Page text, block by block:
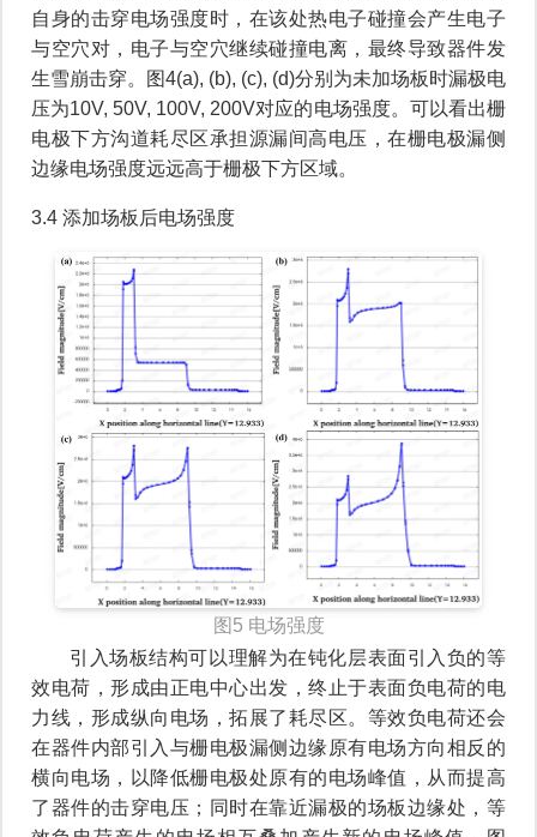
自身的击穿电场强度时，在该处热电子碰撞会产生电子
与空穴对，电子与空穴继续碰撞电离，最终导致器件发
生雪崩击穿。图4(a), (b), (c), (d)分别为未加场板时漏极电
压为10V, 50V, 100V, 200V对应的电场强度。可以看出栅
电极下方沟道耗尽区承担源漏间高电压，在栅电极漏侧
边缘电场强度远远高于栅极下方区域。
3.4 添加场板后电场强度
图5 电场强度
引入场板结构可以理解为在钝化层表面引入负的等
效电荷，形成由正电中心出发，终止于表面负电荷的电
力线，形成纵向电场，拓展了耗尽区。等效负电荷还会
在器件内部引入与栅电极漏侧边缘原有电场方向相反的
横向电场，以降低栅电极处原有的电场峰值，从而提高
了器件的击穿电压；同时在靠近漏极的场板边缘处，等